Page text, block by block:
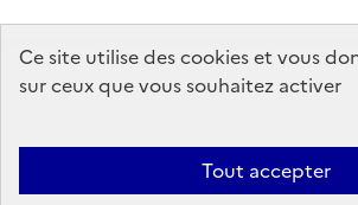
Ce site utilise des cookies et vous
sur ceux que vous souhaitez activer
Tout accepter
Accessibilité : partiellement conforme